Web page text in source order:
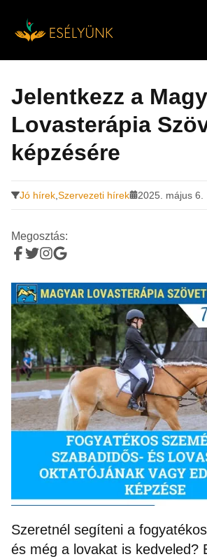
tartalomra
Jelentkezz a
Lovasterápia
képzésére
Jó hírek Szervezeti hírek 2025. május 6.
Megosztás:
Szeretnél segíteni a
és még a lovakat is kedveled?